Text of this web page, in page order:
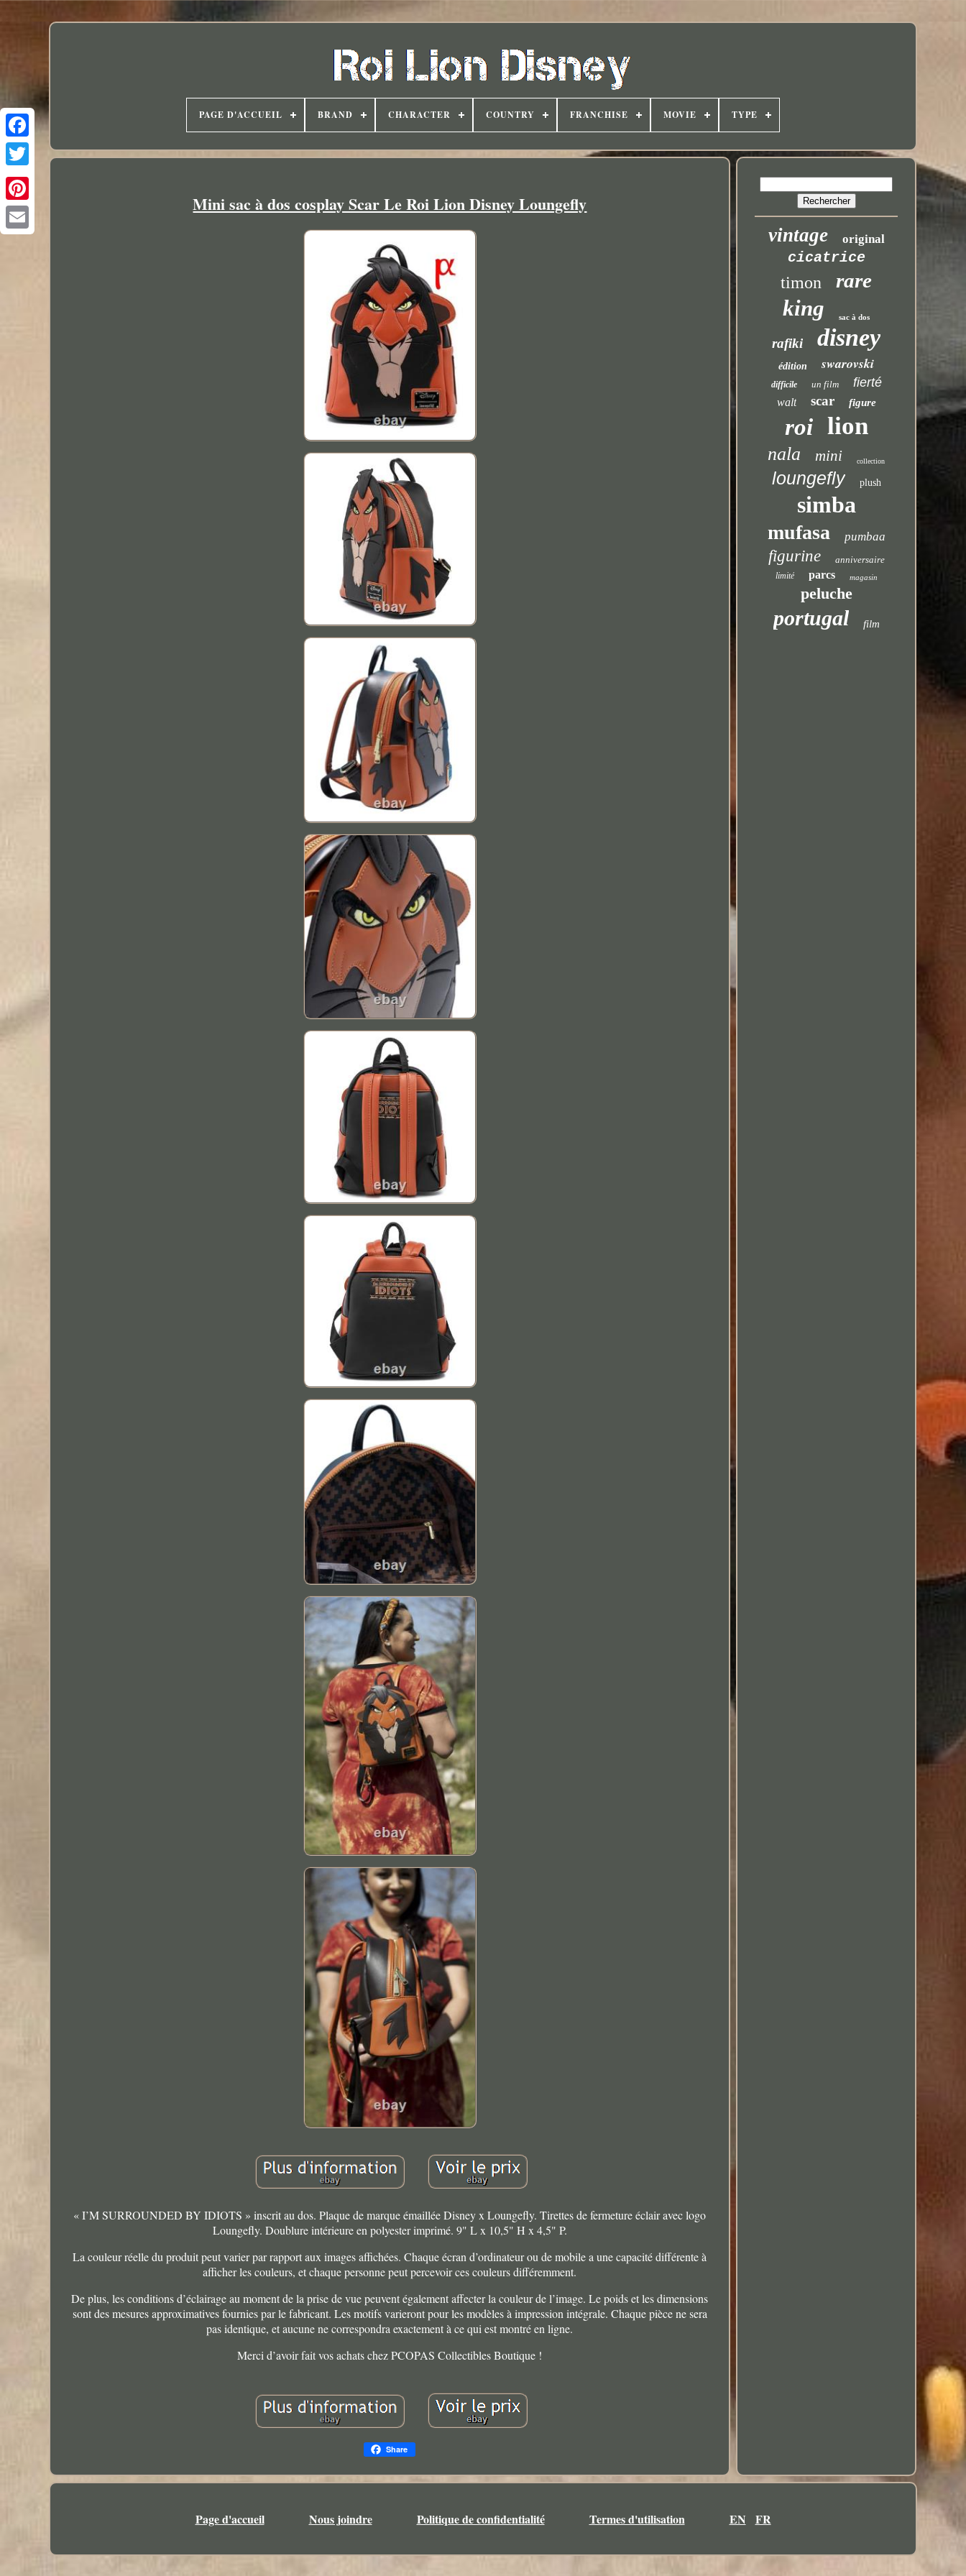
PAGE D'ACCUEIL BRAND CHARACTER COUNTRY FRANCHISE MOVIE TYPE
Mini sac à dos cosplay Scar Le Roi Lion Disney Loungefly
« I’M SURROUNDED BY IDIOTS » inscrit au dos. Plaque de marque émaillée Disney x Loungefly. Tirettes de fermeture éclair avec logo
Loungefly. Doublure intérieure en polyester imprimé. 9" L x 10,5" H x 4,5" P.
La couleur réelle du produit peut varier par rapport aux images affichées. Chaque écran d’ordinateur ou de mobile a une capacité différente à
afficher les couleurs, et chaque personne peut percevoir ces couleurs différemment.
De plus, les conditions d’éclairage au moment de la prise de vue peuvent également affecter la couleur de l’image. Le poids et les dimensions
sont des mesures approximatives fournies par le fabricant. Les motifs varieront pour les modèles à impression intégrale. Chaque pièce ne sera
pas identique, et aucune ne correspondra exactement à ce qui est montré en ligne.
Merci d’avoir fait vos achats chez PCOPAS Collectibles Boutique !
Share
vintage original
cicatrice
timon rare
king sac à dos
rafiki disney
édition swarovski
difficile un film fierté
walt scar figure
roi lion
nala mini collection
loungefly plush
simba
mufasa pumbaa
figurine anniversaire
limité parcs magasin
peluche
portugal film
Page d'accueil Nous joindre Politique de confidentialité Termes d'utilisation EN FR